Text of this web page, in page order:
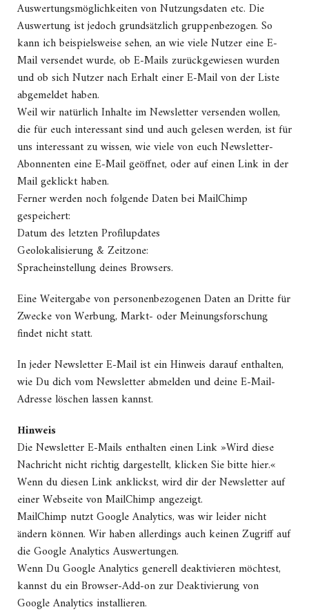
Auswertungsmöglichkeiten von Nutzungsdaten etc. Die
Auswertung ist jedoch grundsätzlich gruppenbezogen. So
kann ich beispielsweise sehen, an wie viele Nutzer eine E-
Mail versendet wurde, ob E-Mails zurückgewiesen wurden
und ob sich Nutzer nach Erhalt einer E-Mail von der Liste
abgemeldet haben.
Weil wir natürlich Inhalte im Newsletter versenden wollen,
die für euch interessant sind und auch gelesen werden, ist für
uns interessant zu wissen, wie viele von euch Newsletter-
Abonnenten eine E-Mail geöffnet, oder auf einen Link in der
Mail geklickt haben.
Ferner werden noch folgende Daten bei MailChimp
gespeichert:
Datum des letzten Profilupdates
Geolokalisierung & Zeitzone:
Spracheinstellung deines Browsers.
Eine Weitergabe von personenbezogenen Daten an Dritte für
Zwecke von Werbung, Markt- oder Meinungsforschung
findet nicht statt.
In jeder Newsletter E-Mail ist ein Hinweis darauf enthalten,
wie Du dich vom Newsletter abmelden und deine E-Mail-
Adresse löschen lassen kannst.
Hinweis
Die Newsletter E-Mails enthalten einen Link »Wird diese
Nachricht nicht richtig dargestellt, klicken Sie bitte hier.«
Wenn du diesen Link anklickst, wird dir der Newsletter auf
einer Webseite von MailChimp angezeigt.
MailChimp nutzt Google Analytics, was wir leider nicht
ändern können. Wir haben allerdings auch keinen Zugriff auf
die Google Analytics Auswertungen.
Wenn Du Google Analytics generell deaktivieren möchtest,
kannst du ein Browser-Add-on zur Deaktivierung von
Google Analytics installieren.